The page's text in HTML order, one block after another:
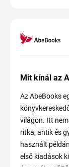
Mit kínál az
Az AbeBooks
világon. Itt
ritka, antik és
használt
első kiadások